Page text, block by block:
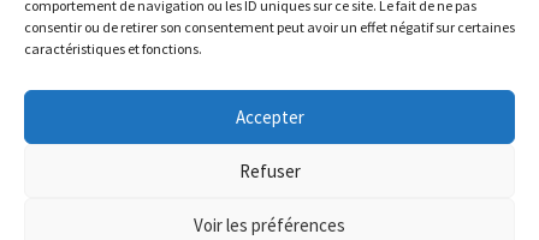
comportement de navigation ou les ID uniques sur ce site. Le fait de ne pas
consentir ou de retirer son consentement peut avoir un effet négatif sur certaines
caractéristiques et fonctions.
Accepter
Refuser
Voir les préférences
inclus. Les commandes seront expédiées à partir du 18
The physical record shop will be closed from july 30th to
august 17th included. Online orders will start shipping on
august 18th.